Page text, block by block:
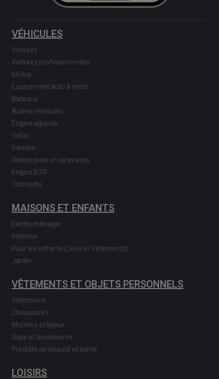
VÉHICULES
Voitures
Voitures professionnelles
Motos
Equipement auto & moto
Bateaux
Autres véhicules
Engins agricole
Vélos
Camion
Remorques et caravanes
Engins BTP
Trotinette
MAISONS ET ENFANTS
Electroménager
Intérieur
Pour les enfants (Jeux et Vêtements)
Jardin
VÊTEMENTS ET OBJETS PERSONNELS
Vêtements
Chaussures
Montres et bijoux
Sacs et accessoires
Produits de beauté et santé
LOISIRS